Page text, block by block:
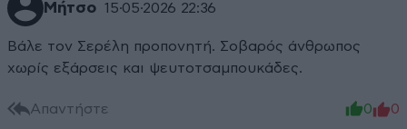
Μήτσο 15·05·2026 22:36
Βάλε τον Σερέλη προπονητή. Σοβαρός άνθρωπος
χωρίς εξάρσεις και ψευτοτσαμπουκάδες.
Απαντήστε 0 0